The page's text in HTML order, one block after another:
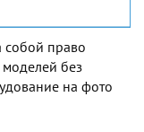
собой право
моделей без
на фото